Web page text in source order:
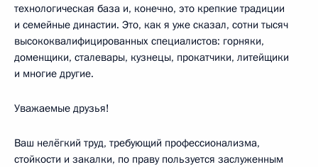
технологическая база и, конечно, это крепкие традиции
и семейные династии. Это, как я уже сказал, сотни тысяч
высококвалифицированных специалистов: горняки,
доменщики, сталевары, кузнецы, прокатчики, литейщики
и многие другие.
Уважаемые друзья!
Ваш нелёгкий труд, требующий профессионализма,
стойкости и закалки, по праву пользуется заслуженным